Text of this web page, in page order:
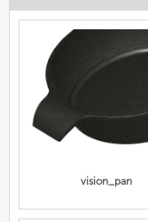
vision_pan